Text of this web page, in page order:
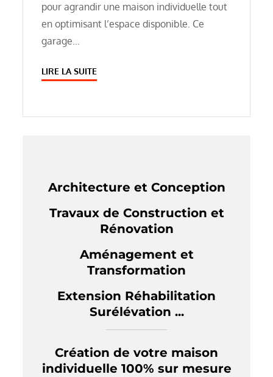
pour agrandir une maison individuelle tout
en optimisant l’espace disponible. Ce
garage…
LIRE LA SUITE
Architecture et Conception
Travaux de Construction et
Rénovation
Aménagement et
Transformation
Extension Réhabilitation
Surélévation ...
Création de votre maison
individuelle 100% sur mesure